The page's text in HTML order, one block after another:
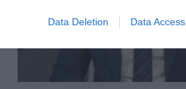
Data Deletion Data Access